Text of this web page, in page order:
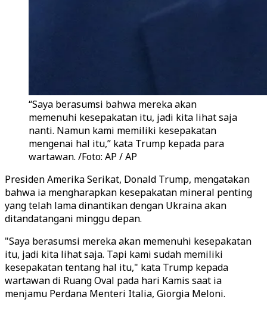
“Saya berasumsi bahwa mereka akan
memenuhi kesepakatan itu, jadi kita lihat saja
nanti. Namun kami memiliki kesepakatan
mengenai hal itu,” kata Trump kepada para
wartawan. /Foto: AP / AP
Presiden Amerika Serikat, Donald Trump, mengatakan
bahwa ia mengharapkan kesepakatan mineral penting
yang telah lama dinantikan dengan Ukraina akan
ditandatangani minggu depan.
"Saya berasumsi mereka akan memenuhi kesepakatan
itu, jadi kita lihat saja. Tapi kami sudah memiliki
kesepakatan tentang hal itu," kata Trump kepada
wartawan di Ruang Oval pada hari Kamis saat ia
menjamu Perdana Menteri Italia, Giorgia Meloni.